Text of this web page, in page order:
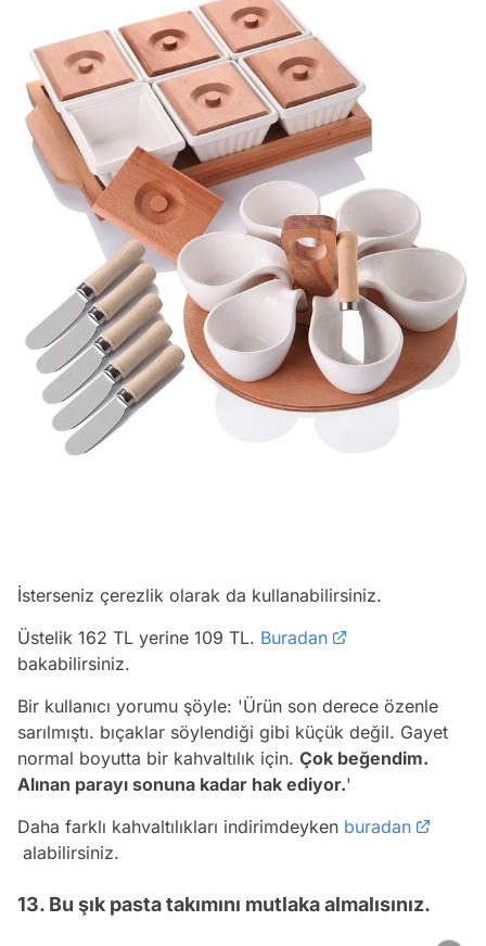
İsterseniz çerezlik olarak da kullanabilirsiniz.
Üstelik 162 TL yerine 109 TL. Buradan
bakabilirsiniz.
Bir kullanıcı yorumu şöyle: 'Ürün son derece özenle
sarılmıştı. bıçaklar söylendiği gibi küçük değil. Gayet
normal boyutta bir kahvaltılık için. Çok beğendim.
Alınan parayı sonuna kadar hak ediyor.'
Daha farklı kahvaltılıkları indirimdeyken buradan
alabilirsiniz.
13. Bu şık pasta takımını mutlaka almalısınız.